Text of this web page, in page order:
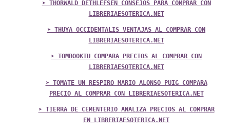
➤ THORWALD DETHLEFSEN CONSEJOS PARA COMPRAR CON
LIBRERIAESOTERICA.NET
➤ THUYA OCCIDENTALIS VENTAJAS AL COMPRAR CON
LIBRERIAESOTERICA.NET
➤ TOMBOOKTU COMPARA PRECIOS AL COMPRAR CON
LIBRERIAESOTERICA.NET
➤ TOMATE UN RESPIRO MARIO ALONSO PUIG COMPARA
PRECIO AL COMPRAR CON LIBRERIAESOTERICA.NET
➤ TIERRA DE CEMENTERIO ANALIZA PRECIOS AL COMPRAR
EN LIBRERIAESOTERICA.NET